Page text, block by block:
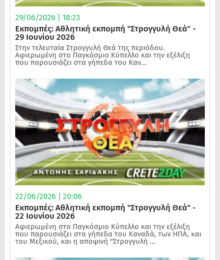
29/06/2026 | 18:23
Εκπομπές: Αθλητική εκπομπή "Στρογγυλή Θεά" -
29 Ιουνίου 2026
Στην τελευταία Στρογγυλή Θεά της περιόδου.
Αφιερωμένη στο Παγκόσμιο Κύπελλο και την εξέλιξη
που παρουσιάζει στα γήπεδα του Καν...
22/06/2026 | 20:06
Εκπομπές: Αθλητική εκπομπή "Στρογγυλή Θεά" -
22 Ιουνίου 2026
Αφιερωμένη στο Παγκόσμιο Κύπελλο και την εξέλιξη
που παρουσιάζει στα γήπεδα του Καναδά, των ΗΠΑ, και
του Μεξικού, και η αποψινή "Στρογγυλή ...